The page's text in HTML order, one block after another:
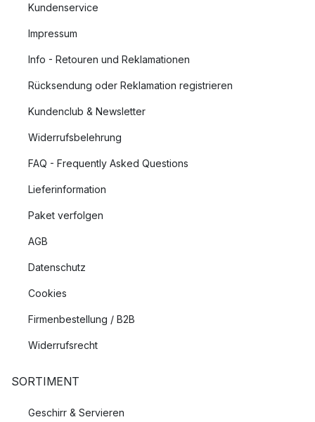
Kundenservice
Impressum
Info - Retouren und Reklamationen
Rücksendung oder Reklamation registrieren
Kundenclub & Newsletter
Widerrufsbelehrung
FAQ - Frequently Asked Questions
Lieferinformation
Paket verfolgen
AGB
Datenschutz
Cookies
Firmenbestellung / B2B
Widerrufsrecht
SORTIMENT
Geschirr & Servieren